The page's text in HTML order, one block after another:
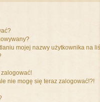
mojej nazwy użytkownika na
zalogować!
nie mogę się teraz zalogować!?!